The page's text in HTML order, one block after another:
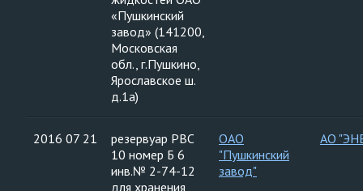
«Пушкинский
завод» (141200,
Московская
обл., г.Пушкино,
Ярославское ш.
д.1а)
2016 07 21
резервуар РВС
10 номер Б 6
инв.№ 2-74-12
для хранения
ОАО
"Пушкинский
завод"
АО